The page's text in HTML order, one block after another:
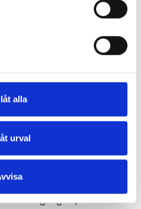
alla
urval
guidningar
guidning på Chappe eller
kostnadsfria och öppna för
har en giltig biljett.